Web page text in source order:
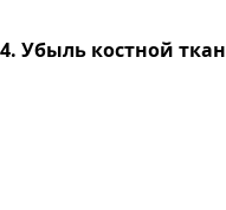
4. Убыль костной